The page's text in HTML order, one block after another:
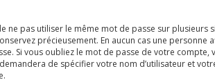
ne pas utiliser le même mot de passe sur plusieurs
précieusement. En aucun cas une personne
Si vous oubliez le mot de passe de votre compte,
de spécifier votre nom d’utilisateur et